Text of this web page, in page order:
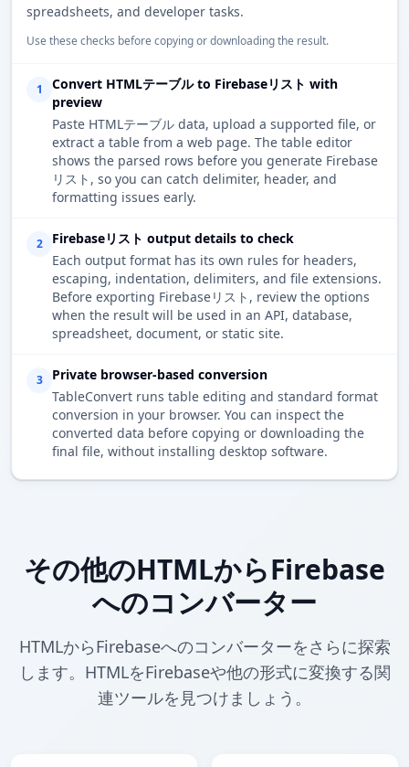
spreadsheets, and developer tasks.
Use these checks before copying or downloading the result.
1
Convert HTMLテーブル to Firebaseリスト with
preview
Paste HTMLテーブル data, upload a supported file, or
extract a table from a web page. The table editor
shows the parsed rows before you generate Firebase
リスト, so you can catch delimiter, header, and
formatting issues early.
2
Firebaseリスト output details to check
Each output format has its own rules for headers,
escaping, indentation, delimiters, and file extensions.
Before exporting Firebaseリスト, review the options
when the result will be used in an API, database,
spreadsheet, document, or static site.
3
Private browser-based conversion
TableConvert runs table editing and standard format
conversion in your browser. You can inspect the
converted data before copying or downloading the
final file, without installing desktop software.
その他のHTMLからFirebase
へのコンバーター
HTMLからFirebaseへのコンバーターをさらに探索
します。HTMLをFirebaseや他の形式に変換する関
連ツールを見つけましょう。